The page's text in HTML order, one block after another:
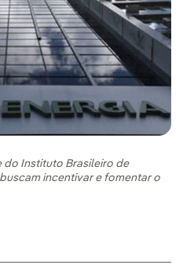
do Instituto Brasileiro de
incentivar e fomentar o